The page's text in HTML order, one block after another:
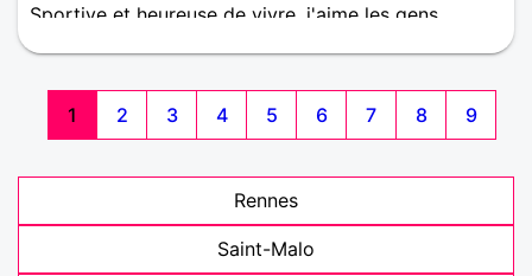
Sportive et heureuse de vivre, j'aime les gens
très actives dans le respect et le partage..
1 2 3 4 5 6 7 8 9
Rennes
Saint-Malo